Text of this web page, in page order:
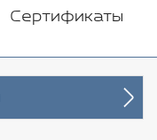
Сертификаты